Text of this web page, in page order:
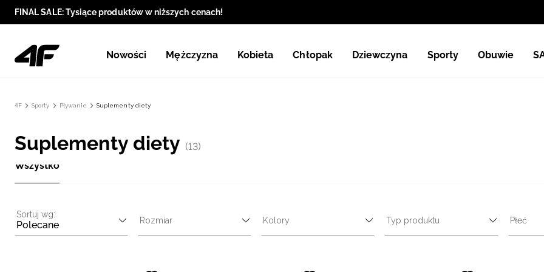
FINAL SALE: Tysiące produktów w niższych cenach!
Nowości Mężczyzna Kobieta Chłopak Dziewczyna Sporty Obuwie
4F Sporty Pływanie Suplementy diety
Suplementy diety (13)
Wszystko
Sortuj wg:
Polecane Rozmiar Kolory Typ produktu Płeć